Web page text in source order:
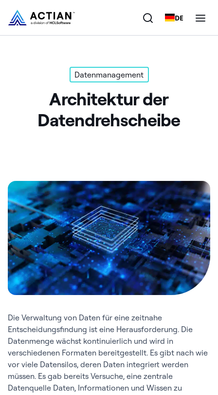
DE
Datenmanagement
Architektur der
Datendrehscheibe
Die Verwaltung von Daten für eine zeitnahe
Entscheidungsfindung ist eine Herausforderung. Die
Datenmenge wächst kontinuierlich und wird in
verschiedenen Formaten bereitgestellt. Es gibt nach wie
vor viele Datensilos, deren Daten integriert werden
müssen. Es gab bereits Versuche, eine zentrale
Datenquelle Daten, Informationen und Wissen zu